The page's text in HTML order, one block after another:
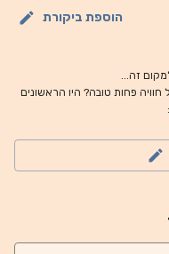
הוספת ביקורת
זה...
חוויה פחות טובה? היו הראשונים